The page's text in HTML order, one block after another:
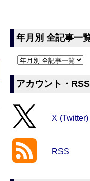
年月別 全記事一
アカウント・RSS
X (Twitter)
RSS